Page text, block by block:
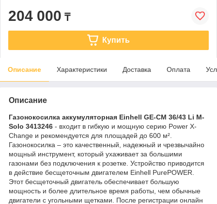
204 000 ₸
Купить
Описание Характеристики Доставка Оплата
Описание
Газонокосилка аккумуляторная Einhell GE-CM 36/43 Li M-
Solo 3413246 - входит в гибкую и мощную серию Power X-
Change и рекомендуется для площадей до 600 м².
Газонокосилка – это качественный, надежный и чрезвычайно
мощный инструмент, который ухаживает за большими
газонами без подключения к розетке. Устройство приводится
в действие бесщеточным двигателем Einhell PurePOWER.
Этот бесщеточный двигатель обеспечивает большую
мощность и более длительное время работы, чем обычные
двигатели с угольными щетками. После регистрации онлайн